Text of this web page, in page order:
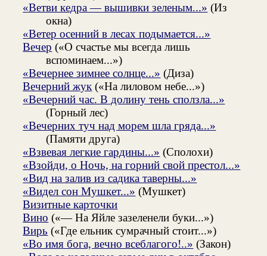
«Ветви кедра — вышивки зеленым...» (Из
окна)
«Ветер осенний в лесах подымается...»
Вечер («О счастье мы всегда лишь
вспоминаем...»)
«Вечернее зимнее солнце...» (Диза)
Вечерний жук («На лиловом небе...»)
«Вечерний час. В долину тень сползла...»
(Горный лес)
«Вечерних туч над морем шла гряда...»
(Памяти друга)
«Взвевая легкие гардины...» (Сполохи)
«Взойди, о Ночь, на горний свой престол...»
«Вид на залив из садика таверны...»
«Видел сон Мушкет...» (Мушкет)
Визитные карточки
Вино («— На Яйле зазеленели буки...»)
Вирь («Где ельник сумрачный стоит...»)
«Во имя бога, вечно всеблагого!..» (Закон)